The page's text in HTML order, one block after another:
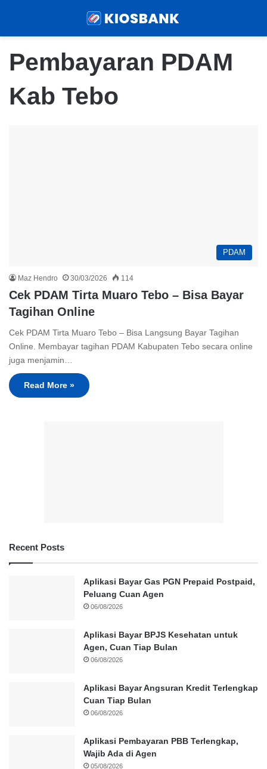
Pembayaran PDAM
Kab Tebo
PDAM
Maz Hendro 30/03/2026 114
Cek PDAM Tirta Muaro Tebo – Bisa Bayar
Tagihan Online
Cek PDAM Tirta Muaro Tebo – Bisa Langsung Bayar Tagihan
Online. Membayar tagihan PDAM Kabupaten Tebo secara online
juga menjamin…
Read More »
Recent Posts
Aplikasi Bayar Gas PGN Prepaid Postpaid,
Peluang Cuan Agen
06/08/2026
Aplikasi Bayar BPJS Kesehatan untuk
Agen, Cuan Tiap Bulan
06/08/2026
Aplikasi Bayar Angsuran Kredit Terlengkap
Cuan Tiap Bulan
06/08/2026
Aplikasi Pembayaran PBB Terlengkap,
Wajib Ada di Agen
05/08/2026